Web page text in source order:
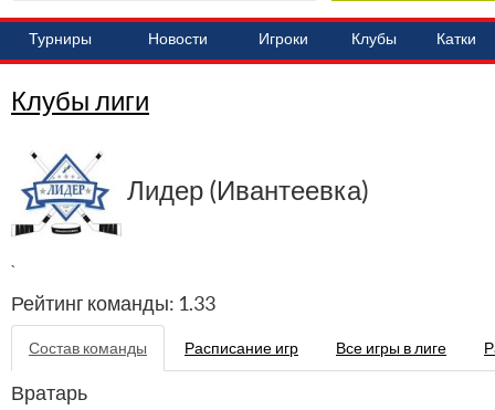
Турниры Новости Игроки Клубы Катки
Клубы лиги
Лидер (Ивантеевка)
`
Рейтинг команды: 1.33
Состав команды Расписание игр Все игры в лиге
Вратарь